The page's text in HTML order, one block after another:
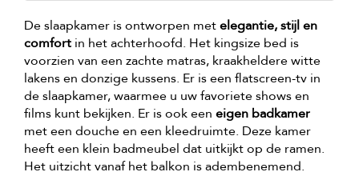
De slaapkamer is ontworpen metelegantie, stijl en
comfort in het achterhoofd. Het kingsize bed is
voorzien van een zachte matras, kraakheldere witte
lakens en donzige kussens. Er is een flatscreen-tv in
de slaapkamer, waarmee u uw favoriete shows en
films kunt bekijken. Er is ook een eigen badkamer
met een douche en een kleedruimte. Deze kamer
heeft een klein badmeubel dat uitkijkt op de ramen.
Het uitzicht vanaf het balkon is adembenemend.